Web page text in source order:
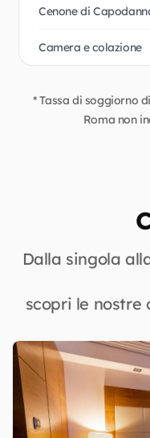
Cenone di
Camera e colazione
* Tassa di soggiorno
Roma non
Dalla singola
scopri le nostre